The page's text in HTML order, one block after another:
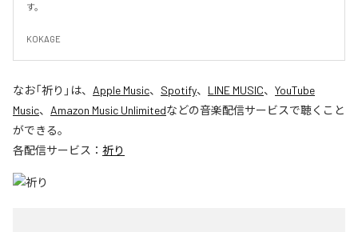
す。
KOKAGE
なお「祈り 」は、 Apple Music、 Spotify、 LINE MUSIC、 YouTube
Music、 Amazon Music Unlimitedなどの音楽配信サービスで聴くこと
ができる。
各配信サービス： 祈り